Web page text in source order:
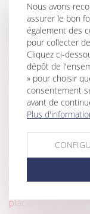
Historique
Les règles du
changent
Location-
peut financer un
Adoption de la
Le coût des
acheteurs après
Nullité d’une
place
Nous avons
assurer le bon
également des
pour collecter
Cliquez ci-
dépôt de
» pour choisir
consentement
avant de
Plus